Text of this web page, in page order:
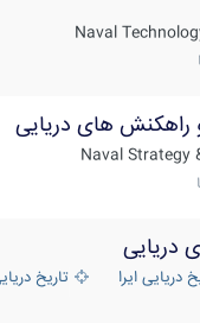
Naval
های دریایی
Naval
ایران تاریخ